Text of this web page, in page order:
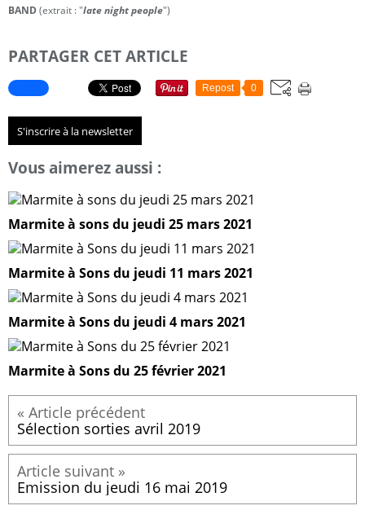
BAND(extrait : "late night people")
PARTAGER CET ARTICLE
Repost 0
S'inscrire à la newsletter
Vous aimerez aussi :
Marmite à sons du jeudi 25 mars 2021
Marmite à Sons du jeudi 11 mars 2021
Marmite à Sons du jeudi 4 mars 2021
Marmite à Sons du 25 février 2021
Sélection sorties avril 2019
Emission du jeudi 16 mai 2019